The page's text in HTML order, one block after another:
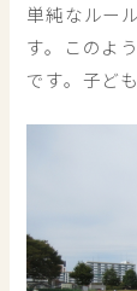
単純なルー
す。このよ
です。子ど